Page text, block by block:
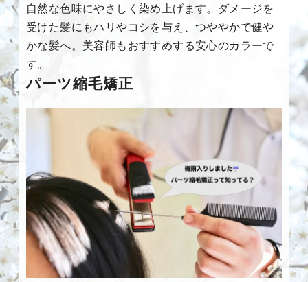
自然な色味にやさしく染め上げます。ダメージを
受けた髪にもハリやコシを与え、つややかで健や
かな髪へ。美容師もおすすめする安心のカラーで
す。
パーツ縮毛矯正